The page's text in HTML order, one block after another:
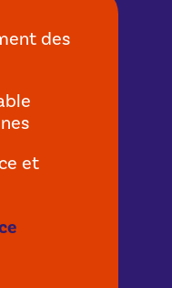
des
et